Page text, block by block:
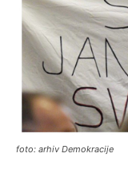
foto: arhiv Demokracije